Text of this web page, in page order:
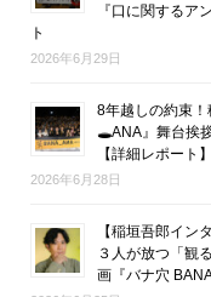
『口に関するア
ト
2026年6月29日
8年越しの約束
🕳ANA』舞台挨
【詳細レポート】
2026年6月28日
【稲垣吾郎イン
３人が放つ「観
画『バナ穴